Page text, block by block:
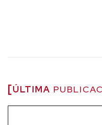
ÚLTIMA